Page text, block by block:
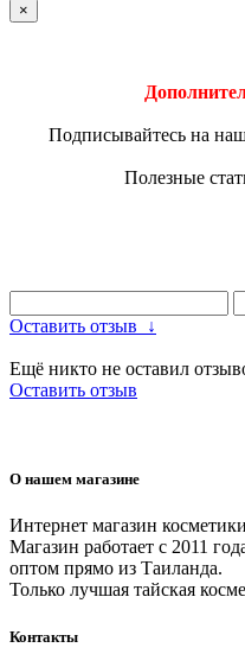
×
Подписывайтесь на
Полезные
Оставить отзыв ↓
Ещё никто не оставил
Оставить отзыв
О нашем магазине
Интернет магазин
Магазин работает с 2011
оптом прямо из Таиланда.
Только лучшая тайская
Контакты